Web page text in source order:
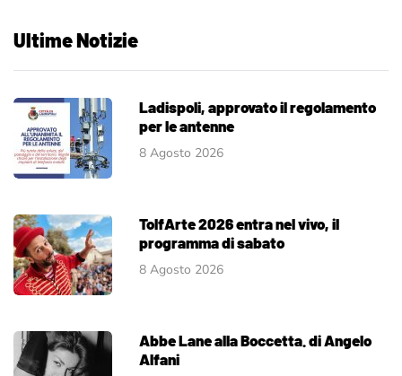
Ultime Notizie
Ladispoli, approvato il regolamento
per le antenne
8 Agosto 2026
TolfArte 2026 entra nel vivo, il
programma di sabato
8 Agosto 2026
Abbe Lane alla Boccetta. di Angelo
Alfani